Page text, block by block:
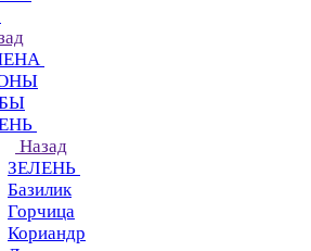
Назад
ЗЕЛЕНЬ
Базилик
Горчица
Кориандр